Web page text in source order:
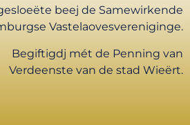
beej de Samewirkende
Vastelaovesvereniginge.
Begiftigdj mét de Penning van
Verdeenste van de stad Wieërt.